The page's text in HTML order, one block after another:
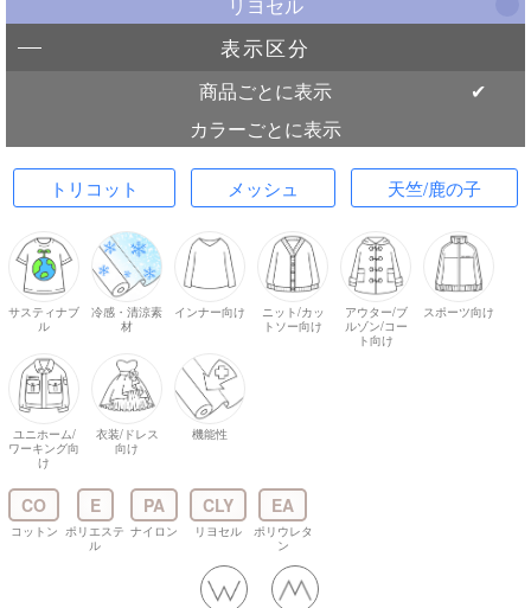
表示区分
商品ごとに表示
カラーごとに表示
トリコット メッシュ 天竺/鹿の子
サスティナブ
ル
冷感・清涼素
材
インナー向け
ニット/カッ
トソー向け
アウター/ブ
ルゾン/コー
ト向け
スポーツ向け
ユニホーム/
ワーキング向
け
衣装/ドレス
向け
機能性
CO
コットン
E
ポリエステ
ル
PA
ナイロン
CLY
リヨセル
EA
ポリウレタ
ン